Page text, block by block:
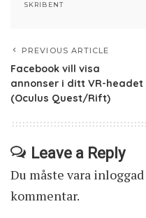
SKRIBENT
PREVIOUS ARTICLE
Facebook vill visa
annonser i ditt VR-headet
(Oculus Quest/Rift)
Leave a Reply
Du måste vara inloggad
kommentar.